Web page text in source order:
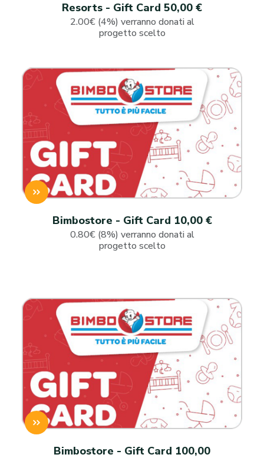
Resorts - Gift Card 50,00 €
2.00€ (4%) verranno donati al
progetto scelto
Bimbostore - Gift Card 10,00 €
0.80€ (8%) verranno donati al
progetto scelto
Bimbostore - Gift Card 100,00